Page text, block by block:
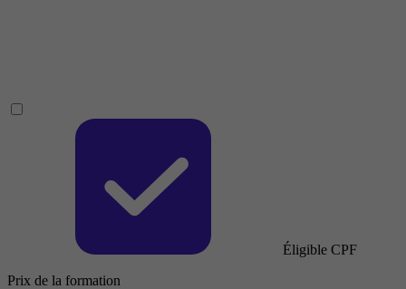
Éligible CPF
Prix de la formation